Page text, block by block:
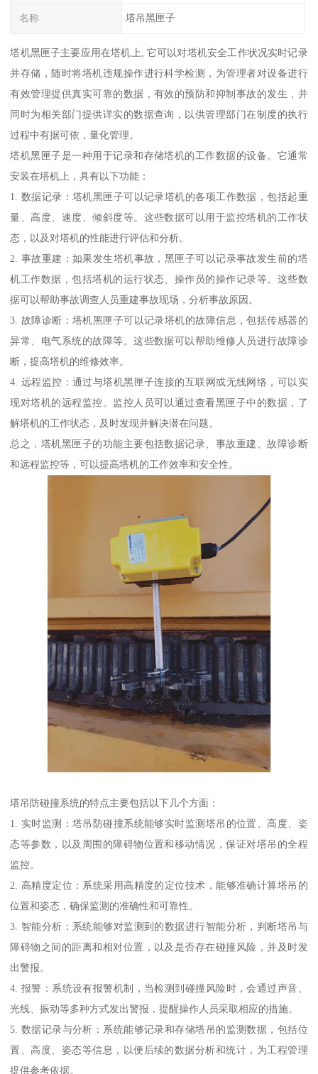
名称 塔吊黑匣子
塔机黑匣子主要应用在塔机上, 它可以对塔机安全工作状况实时记录
并存储，随时将塔机违规操作进行科学检测，为管理者对设备进行
有效管理提供真实可靠的数据，有效的预防和抑制事故的发生，并
同时为相关部门提供详实的数据查询，以供管理部门在制度的执行
过程中有据可依，量化管理。
塔机黑匣子是一种用于记录和存储塔机的工作数据的设备。它通常
安装在塔机上，具有以下功能：
1. 数据记录：塔机黑匣子可以记录塔机的各项工作数据，包括起重
量、高度、速度、倾斜度等。这些数据可以用于监控塔机的工作状
态，以及对塔机的性能进行评估和分析。
2. 事故重建：如果发生塔机事故，黑匣子可以记录事故发生前的塔
机工作数据，包括塔机的运行状态、操作员的操作记录等。这些数
据可以帮助事故调查人员重建事故现场，分析事故原因。
3. 故障诊断：塔机黑匣子可以记录塔机的故障信息，包括传感器的
异常、电气系统的故障等。这些数据可以帮助维修人员进行故障诊
断，提高塔机的维修效率。
4. 远程监控：通过与塔机黑匣子连接的互联网或无线网络，可以实
现对塔机的远程监控。监控人员可以通过查看黑匣子中的数据，了
解塔机的工作状态，及时发现并解决潜在问题。
总之，塔机黑匣子的功能主要包括数据记录、事故重建、故障诊断
和远程监控等，可以提高塔机的工作效率和安全性。
塔吊防碰撞系统的特点主要包括以下几个方面：
1. 实时监测：塔吊防碰撞系统能够实时监测塔吊的位置、高度、姿
态等参数，以及周围的障碍物位置和移动情况，保证对塔吊的全程
监控。
2. 高精度定位：系统采用高精度的定位技术，能够准确计算塔吊的
位置和姿态，确保监测的准确性和可靠性。
3. 智能分析：系统能够对监测到的数据进行智能分析，判断塔吊与
障碍物之间的距离和相对位置，以及是否存在碰撞风险，并及时发
出警报。
4. 报警：系统设有报警机制，当检测到碰撞风险时，会通过声音、
光线、振动等多种方式发出警报，提醒操作人员采取相应的措施。
5. 数据记录与分析：系统能够记录和存储塔吊的监测数据，包括位
置、高度、姿态等信息，以便后续的数据分析和统计，为工程管理
提供参考依据。